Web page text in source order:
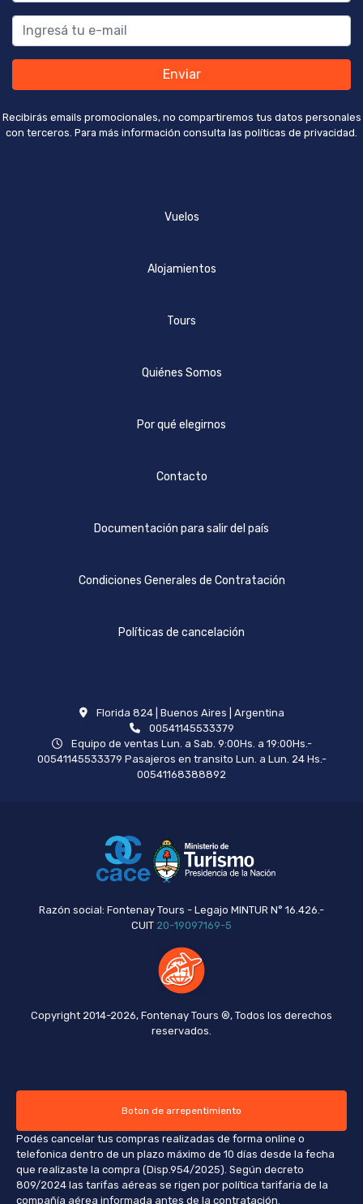
Enviar
Recibirás emails promocionales, no compartiremos tus datos personales
con terceros. Para más información consulta las políticas de privacidad.
Vuelos
Alojamientos
Tours
Quiénes Somos
Por qué elegirnos
Contacto
Documentación para salir del país
Condiciones Generales de Contratación
Políticas de cancelación
Florida 824 | Buenos Aires | Argentina
00541145533379
Equipo de ventas Lun. a Sab. 9:00Hs. a 19:00Hs.-
00541145533379 Pasajeros en transito Lun. a Lun. 24 Hs.-
00541168388892
Razón social: Fontenay Tours - Legajo MINTUR N° 16.426.-
CUIT 20-19097169-5
Copyright 2014-2026, Fontenay Tours ®, Todos los derechos
reservados.
Boton de arrepentimiento
Podés cancelar tus compras realizadas de forma online o
telefonica dentro de un plazo máximo de 10 días desde la fecha
que realizaste la compra (Disp.954/2025). Según decreto
809/2024 las tarifas aéreas se rigen por política tarifaria de la
compañía aérea informada antes de la contratación.